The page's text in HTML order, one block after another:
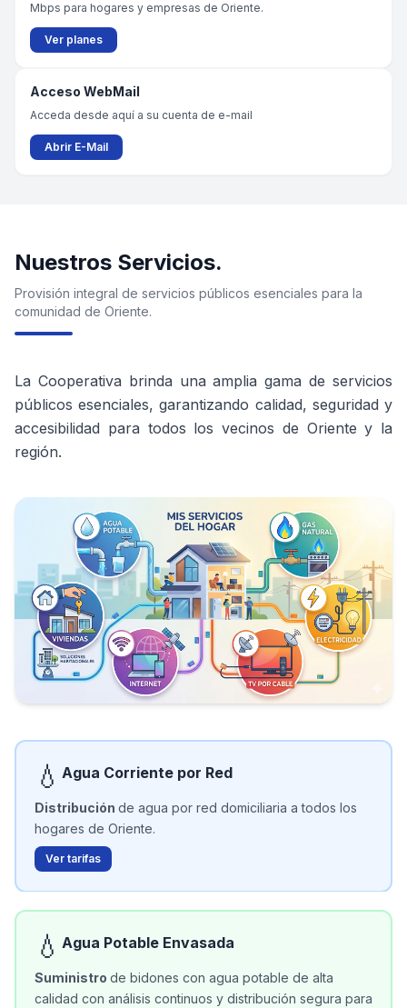
Mbps para hogares y empresas de Oriente.
Ver planes
Acceso WebMail
Acceda desde aquí a su cuenta de e-mail
Abrir E-Mail
Nuestros Servicios.
Provisión integral de servicios públicos esenciales para la
comunidad de Oriente.
La Cooperativa brinda una amplia gama de servicios
públicos esenciales, garantizando calidad, seguridad y
accesibilidad para todos los vecinos de Oriente y la
región.
💧 Agua Corriente por Red
Distribución de agua por red domiciliaria a todos los
hogares de Oriente.
Ver tarifas
💧 Agua Potable Envasada
Suministro de bidones con agua potable de alta
calidad con análisis continuos y distribución segura para